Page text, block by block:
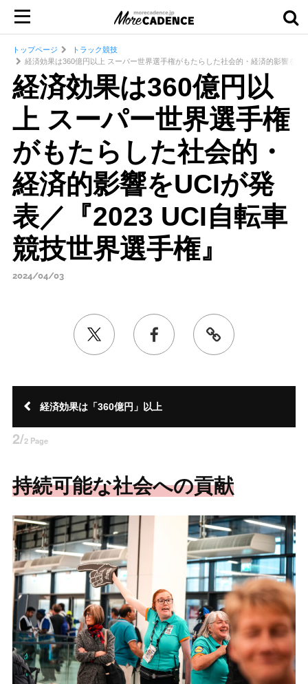
トップページ
トラック競技
経済効果は360億円以上 スーパー世界選手権がもたらした社会的・経済的影響を
経済効果は360億円以
上 スーパー世界選手権
がもたらした社会的・
経済的影響をUCIが発
表／『2023 UCI自転車
競技世界選手権』
2024/04/03
経済効果は「360億円」以上
2/2 Page
持続可能な社会への貢献